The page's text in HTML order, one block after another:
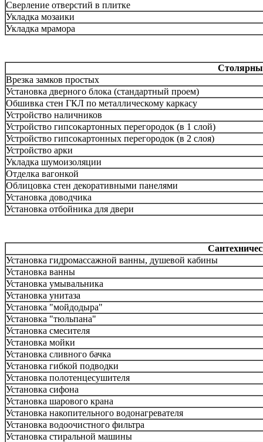
Сверление отверстий в плитке
Укладка мозаики
Укладка мрамора
Врезка замков простых
Установка дверного блока (стандартный проем)
Обшивка стен ГКЛ по металлическому каркасу
Устройство наличников
Устройство гипсокартонных перегородок (в 1 слой)
Устройство гипсокартонных перегородок (в 2 слоя)
Устройство арки
Укладка шумоизоляции
Отделка вагонкой
Облицовка стен декоративными панелями
Установка доводчика
Установка отбойника для двери
Установка гидромассажной ванны, душевой кабины
Установка ванны
Установка умывальника
Установка унитаза
Установка "мойдодыра"
Установка "тюльпана"
Установка смесителя
Установка мойки
Установка сливного бачка
Установка гибкой подводки
Установка полотенцесушителя
Установка сифона
Установка шарового крана
Установка накопительного водонагревателя
Установка водоочистного фильтра
Установка стиральной машины